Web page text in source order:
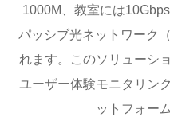
1000M、教室には
パッシブ光ネットワーク
れます。このソリューシ
ユーザー体験モニタリン
ットフォー